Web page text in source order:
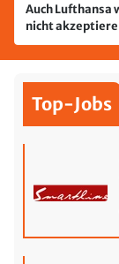
Auch Lufthansa
nicht
Top-Jobs